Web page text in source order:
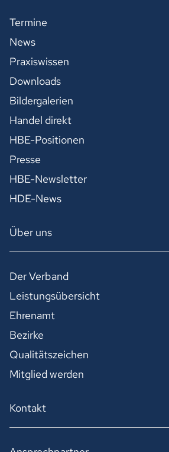
Termine
News
Praxiswissen
Downloads
Bildergalerien
Handel direkt
HBE-Positionen
Presse
HBE-Newsletter
HDE-News
Über uns
Der Verband
Leistungsübersicht
Ehrenamt
Bezirke
Qualitätszeichen
Mitglied werden
Kontakt